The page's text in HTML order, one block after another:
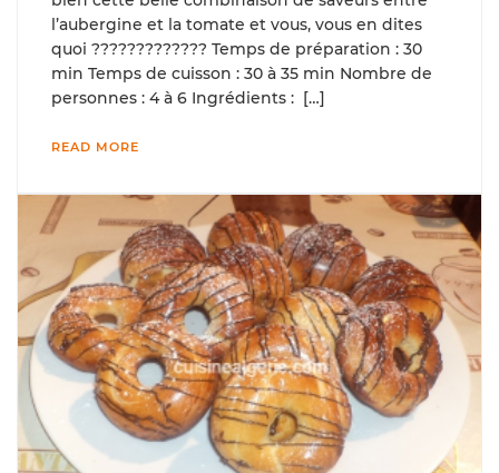
l’aubergine et la tomate et vous, vous en dites
quoi ????????????? Temps de préparation : 30
min Temps de cuisson : 30 à 35 min Nombre de
personnes : 4 à 6 Ingrédients : […]
READ MORE